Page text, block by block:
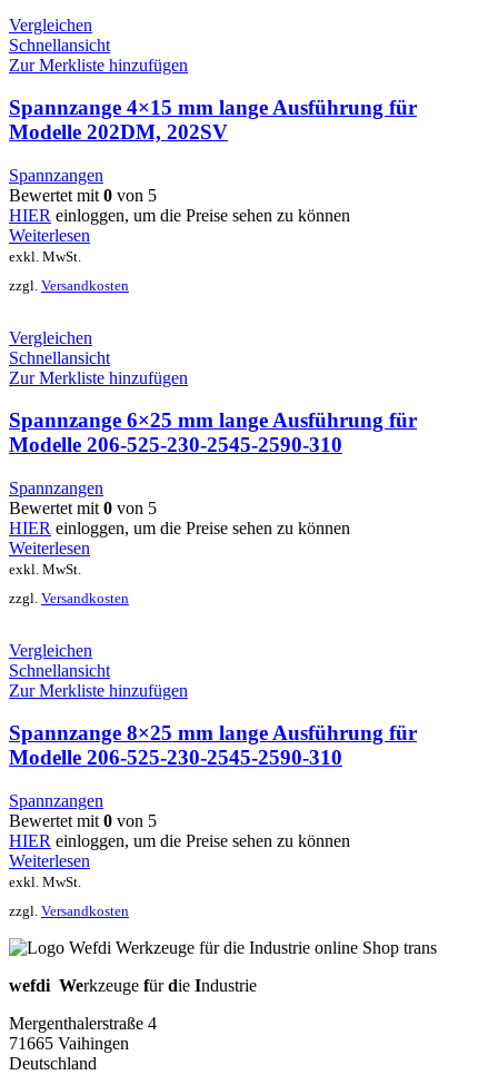
Vergleichen
Schnellansicht
Zur Merkliste hinzufügen
Spannzange 4×15 mm lange Ausführung für
Modelle 202DM, 202SV
Spannzangen
Bewertet mit 0 von 5
HIER einloggen, um die Preise sehen zu können
Weiterlesen
exkl. MwSt.
zzgl. Versandkosten
Vergleichen
Schnellansicht
Zur Merkliste hinzufügen
Spannzange 6×25 mm lange Ausführung für
Modelle 206-525-230-2545-2590-310
Spannzangen
Bewertet mit 0 von 5
HIER einloggen, um die Preise sehen zu können
Weiterlesen
exkl. MwSt.
zzgl. Versandkosten
Vergleichen
Schnellansicht
Zur Merkliste hinzufügen
Spannzange 8×25 mm lange Ausführung für
Modelle 206-525-230-2545-2590-310
Spannzangen
Bewertet mit 0 von 5
HIER einloggen, um die Preise sehen zu können
Weiterlesen
exkl. MwSt.
zzgl. Versandkosten
wefdi Werkzeuge fürdie Industrie
Mergenthalerstraße 4
71665 Vaihingen
Deutschland